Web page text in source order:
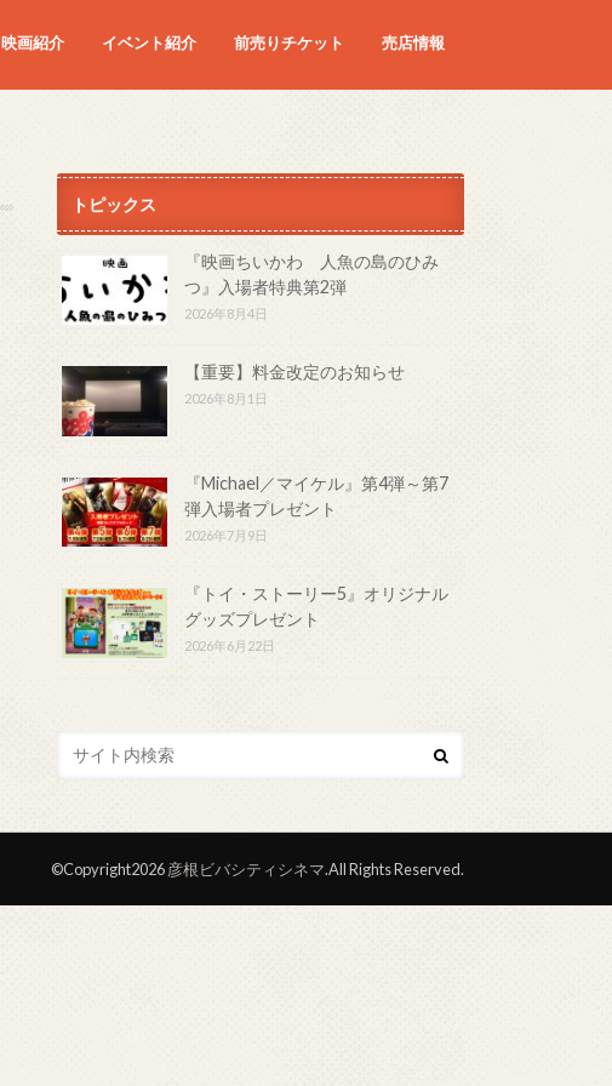
映画紹介 イベント紹介 前売りチケット 売店情報
トピックス
『映画ちいかわ 人魚の島のひみ
つ』入場者特典第2弾
2026年8月4日
【重要】料金改定のお知らせ
2026年8月1日
『Michael／マイケル』第4弾～第7
弾入場者プレゼント
2026年7月9日
『トイ・ストーリー5』オリジナル
グッズプレゼント
2026年6月22日
©Copyright2026彦根ビバシティシネマ.All Rights Reserved.